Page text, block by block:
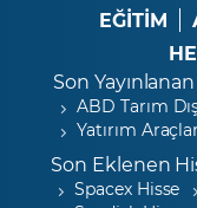
EĞİTİM
Son
ABD Tarım
Yatırım
Son Eklenen
Spacex Hisse